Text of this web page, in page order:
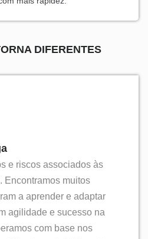
DIFERENTES
e riscos associados às
Encontramos muitos
a aprender e adaptar
agilidade e sucesso na
com base nos